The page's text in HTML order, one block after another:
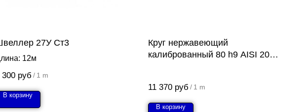
27У Ст3
12м
300 руб / 1 m
В корзину
Круг нержавеющий
калиброванный 80 h9 AISI 201
11 370 руб / 1 m
В корзину